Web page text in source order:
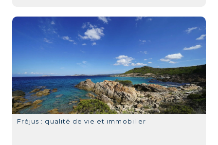
Fréjus : qualité de vie et immobilier